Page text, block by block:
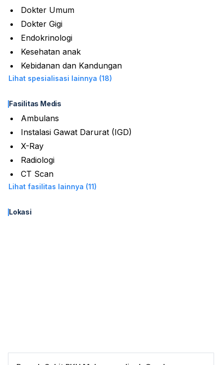
Dokter Umum
Dokter Gigi
Endokrinologi
Kesehatan anak
Kebidanan dan Kandungan
Lihat spesialisasi lainnya (18)
Fasilitas Medis
Ambulans
Instalasi Gawat Darurat (IGD)
X-Ray
Radiologi
CT Scan
Lihat fasilitas lainnya (11)
Lokasi